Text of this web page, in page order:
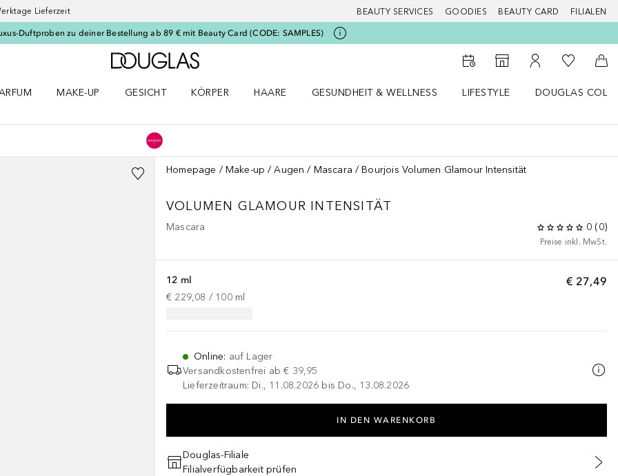
Lieferzeit BEAUTY SERVICES GOODIES BEAUTY CARD FILIALEN
Duftproben zu deiner Bestellung ab 89 € mit Beauty Card (CODE: SAMPLES)
Zur Douglas Startseite
Zum Storefinder
Zu Meinem
Zu Meiner
MAKE-UP
GESICHT
KÖRPER
HAARE
GESUNDHEIT & WELLNESS
LIFESTYLE
DOUGLAS
Homepage Make-up Augen Mascara Bourjois Volumen Glamour Intensität
VOLUMEN GLAMOUR INTENSITÄT
Mascara 0 (0)
Preise inkl. MwSt.
€ 27,49
12 ml
€ 229,08 / 100 ml
Online: auf Lager
Versandkostenfrei ab € 39,95
Lieferzeitraum: Di., 11.08.2026 bis Do., 13.08.2026
IN DEN WARENKORB
Douglas-Filiale
Filialverfügbarkeit prüfen